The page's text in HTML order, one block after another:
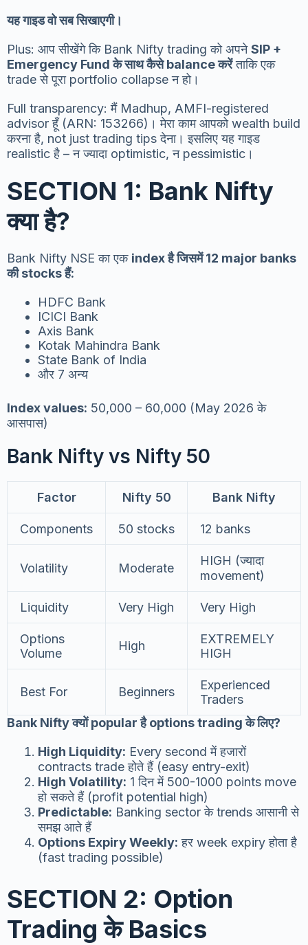
यह गाइड वो सब सिखाएगी।
Plus: आप सीखेंगे कि Bank Nifty trading को अपनेSIP +
Emergency Fund के साथ कैसे balance करेंताकि एक
trade से पूरा portfolio collapse न हो।
Full transparency: मैं Madhup, AMFI-registered
advisor हूँ (ARN: 153266)। मेरा काम आपको wealth build
करना है, not just trading tips देना। इसलिए यह गाइड
realistic है – न ज्यादा optimistic, न pessimistic।
SECTION 1: Bank Nifty
क्या है?
Bank Nifty NSE का एक index है जिसमें 12 major banks
की stocks हैं:
HDFC Bank
ICICI Bank
Axis Bank
Kotak Mahindra Bank
State Bank of India
और 7 अन्य
Index values: 50,000 – 60,000 (May 2026 के
आसपास)
Bank Nifty vs Nifty 50
Factor Nifty 50 Bank Nifty
Components 50 stocks 12 banks
Volatility Moderate
HIGH (ज्यादा
movement)
Liquidity Very High Very High
Options
Volume
High
EXTREMELY
HIGH
Best For Beginners
Experienced
Traders
Bank Nifty क्यों popular है options trading के लिए?
High Liquidity: Every second में हजारों
contracts trade होते हैं (easy entry-exit)
High Volatility: 1 दिन में 500-1000 points move
हो सकते हैं (profit potential high)
Predictable: Banking sector के trends आसानी से
समझ आते हैं
Options Expiry Weekly: हर week expiry होता है
(fast trading possible)
SECTION 2: Option
Trading के Basics